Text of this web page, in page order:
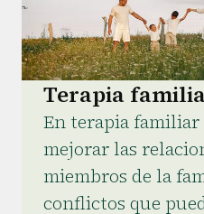
Terapia
En terapia familiar
mejorar las
miembros de la
conflictos que